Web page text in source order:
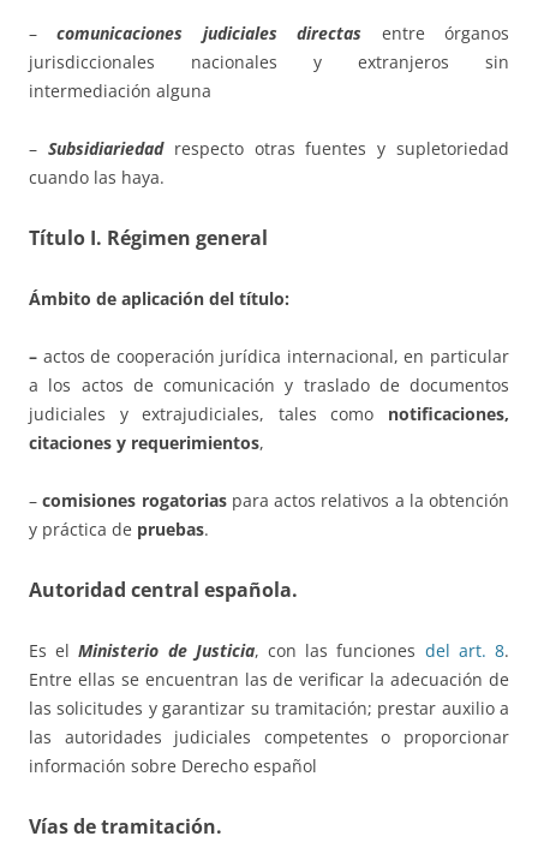
–comunicaciones judiciales directas entre órganos
jurisdiccionales nacionales y extranjeros sin
intermediación alguna
– Subsidiariedadrespecto otras fuentes y supletoriedad
cuando las haya.
Título I. Régimen general
Ámbito de aplicación del título:
– actos de cooperación jurídica internacional, en particular
a los actos de comunicación y traslado de documentos
judiciales y extrajudiciales, tales como notificaciones,
citaciones y requerimientos,
–comisiones rogatoriaspara actos relativos a la obtención
y práctica de pruebas.
Autoridad central española.
Es elMinisterio de Justicia, con las funciones del art. 8.
Entre ellas se encuentran las de verificar la adecuación de
las solicitudes y garantizar su tramitación; prestar auxilio a
las autoridades judiciales competentes o proporcionar
información sobre Derecho español
Vías de tramitación.